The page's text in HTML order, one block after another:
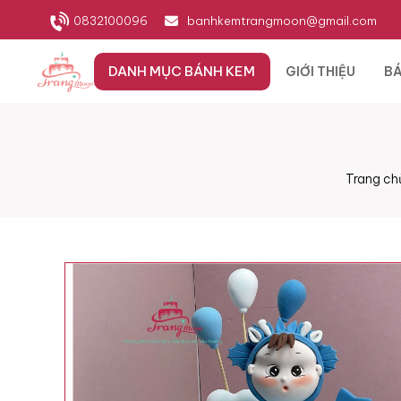
0832100096 banhkemtrangmoon@gmail.com
DANH MỤC BÁNH KEM GIỚI THIỆU
Trang